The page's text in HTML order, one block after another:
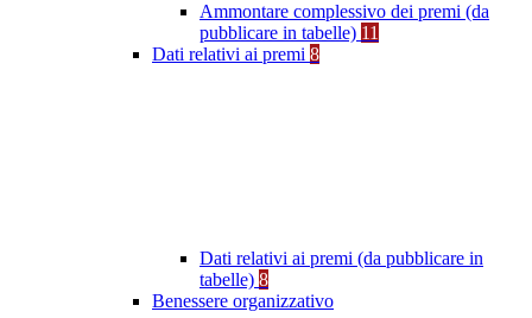
Ammontare complessivo dei premi (da
pubblicare in tabelle) 11
Dati relativi ai premi 8
Dati relativi ai premi (da pubblicare in
tabelle) 8
Benessere organizzativo